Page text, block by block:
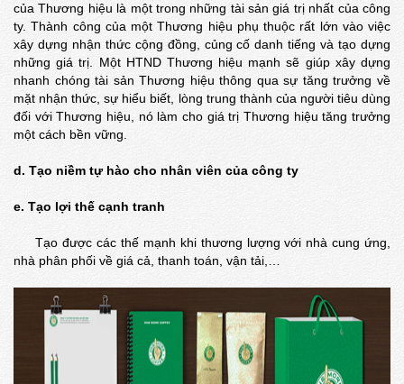
của Thương hiệu là một trong những tài sản giá trị nhất của công
ty. Thành công của một Thương hiệu phụ thuộc rất lớn vào việc
xây dựng nhận thức cộng đồng, củng cố danh tiếng và tạo dựng
những giá trị. Một HTND Thương hiệu mạnh sẽ giúp xây dựng
nhanh chóng tài sản Thương hiệu thông qua sự tăng trưởng về
mặt nhận thức, sự hiểu biết, lòng trung thành của người tiêu dùng
đối với Thương hiệu, nó làm cho giá trị Thương hiệu tăng trưởng
một cách bền vững.
d. Tạo niềm tự hào cho nhân viên của công ty
e. Tạo lợi thế cạnh tranh
Tạo được các thế mạnh khi thương lượng với nhà cung ứng,
nhà phân phối về giá cả, thanh toán, vận tải,…